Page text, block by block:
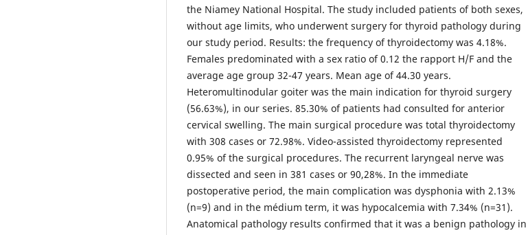
the Niamey National Hospital. The study included patients of both sexes,
without age limits, who underwent surgery for thyroid pathology during
our study period. Results: the frequency of thyroidectomy was 4.18%.
Females predominated with a sex ratio of 0.12 the rapport H/F and the
average age group 32-47 years. Mean age of 44.30 years.
Heteromultinodular goiter was the main indication for thyroid surgery
(56.63%), in our series. 85.30% of patients had consulted for anterior
cervical swelling. The main surgical procedure was total thyroidectomy
with 308 cases or 72.98%. Video-assisted thyroidectomy represented
0.95% of the surgical procedures. The recurrent laryngeal nerve was
dissected and seen in 381 cases or 90,28%. In the immediate
postoperative period, the main complication was dysphonia with 2.13%
(n=9) and in the médium term, it was hypocalcemia with 7.34% (n=31).
Anatomical pathology results confirmed that it was a benign pathology in